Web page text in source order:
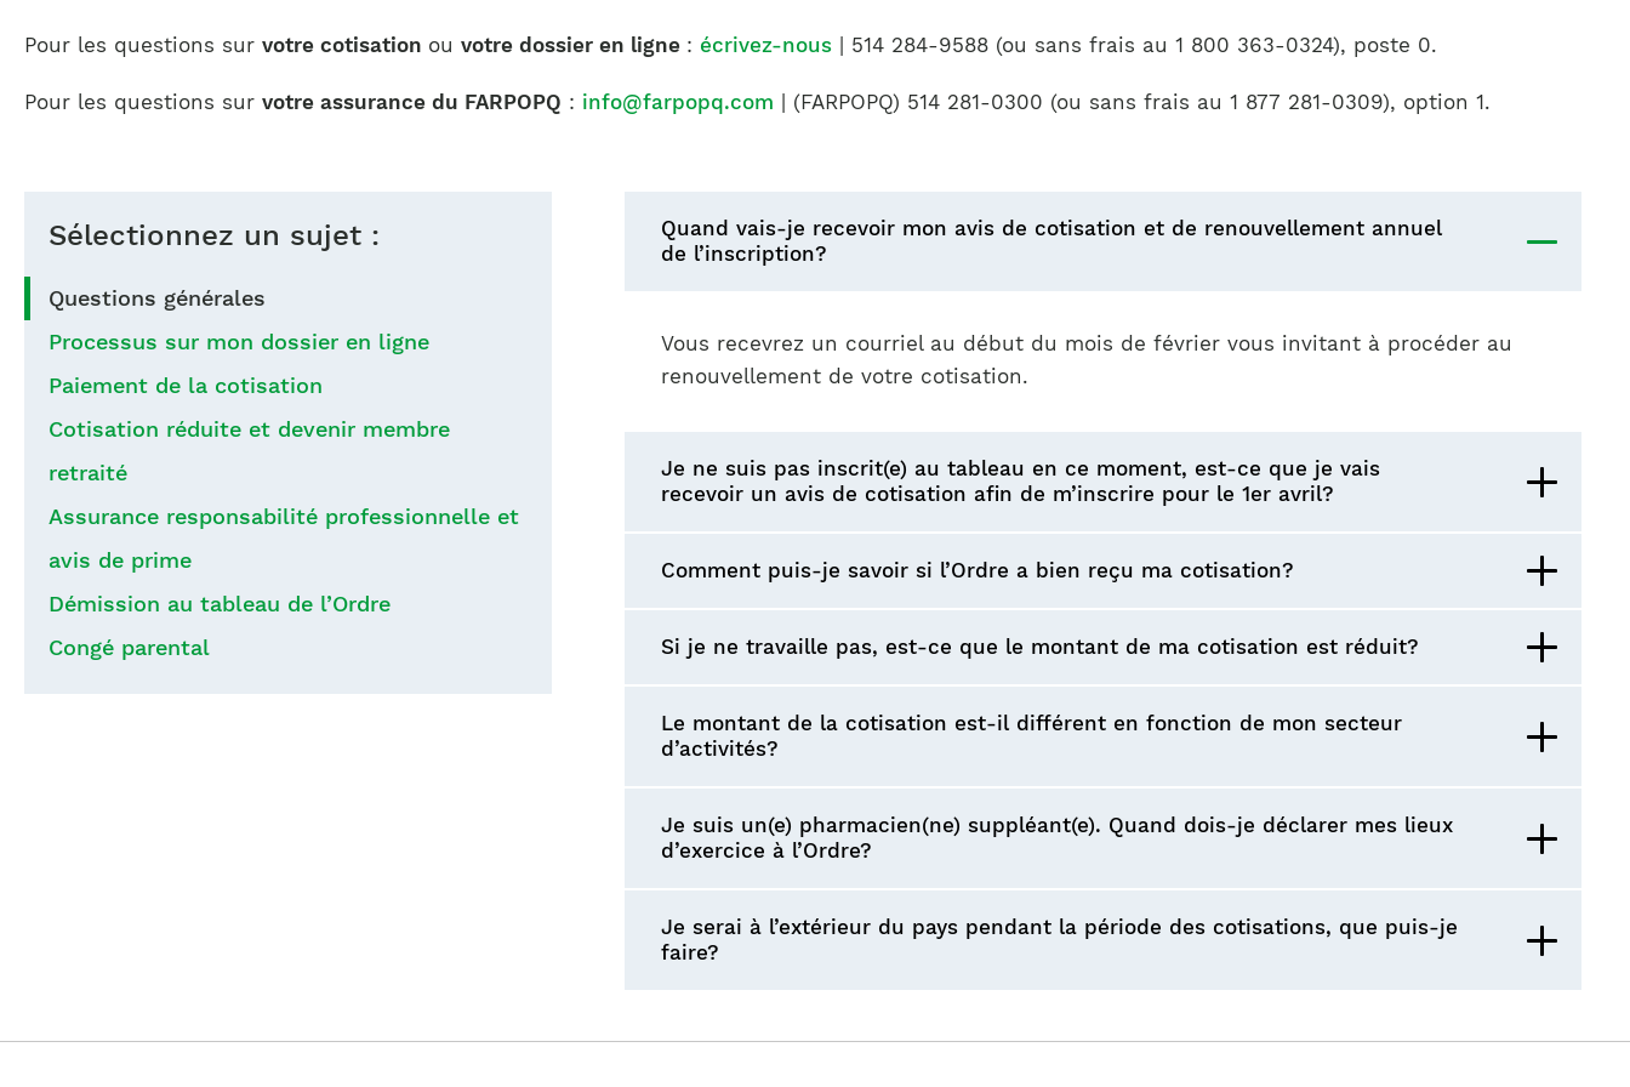
Pour les questions sur votre cotisation ou votre dossier en ligne : écrivez-nous | 514 284-9588 (ou sans frais au 1 800 363-0324), poste 0.
Pour les questions sur votre assurance du FARPOPQ : info@farpopq.com | (FARPOPQ) 514 281-0300 (ou sans frais au 1 877 281-0309), option 1.
Sélectionnez un sujet :
Questions générales
Processus sur mon dossier en ligne
Paiement de la cotisation
Cotisation réduite et devenir membre
retraité
Assurance responsabilité professionnelle et
avis de prime
Démission au tableau de l’Ordre
Congé parental
Quand vais-je recevoir mon avis de cotisation et de renouvellement annuel
de l’inscription?
Vous recevrez un courriel au début du mois de février vous invitant à procéder au
renouvellement de votre cotisation.
Je ne suis pas inscrit(e) au tableau en ce moment, est-ce que je vais
recevoir un avis de cotisation afin de m’inscrire pour le 1er avril?
Comment puis-je savoir si l’Ordre a bien reçu ma cotisation?
Si je ne travaille pas, est-ce que le montant de ma cotisation est réduit?
Le montant de la cotisation est-il différent en fonction de mon secteur
d’activités?
Je suis un(e) pharmacien(ne) suppléant(e). Quand dois-je déclarer mes lieux
d’exercice à l’Ordre?
Je serai à l’extérieur du pays pendant la période des cotisations, que puis-je
faire?